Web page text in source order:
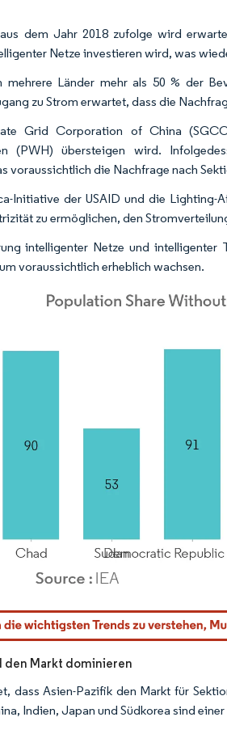
dem Jahr 2018 zufolge wird
Netze investieren wird, was
mehrere Länder mehr als 50 % der
zu Strom erwartet, dass die
Grid Corporation of China
(PWH) übersteigen wird.
voraussichtlich die Nachfrage nach
Initiative der USAID und die Lighting-
zu ermöglichen, den
intelligenter Netze und intelligenter
voraussichtlich erheblich wachsen.
Wiederverwendung erfordert Namensnennung
den Markt dominieren
dass Asien-Pazifik den Markt für
Indien, Japan und Südkorea sind